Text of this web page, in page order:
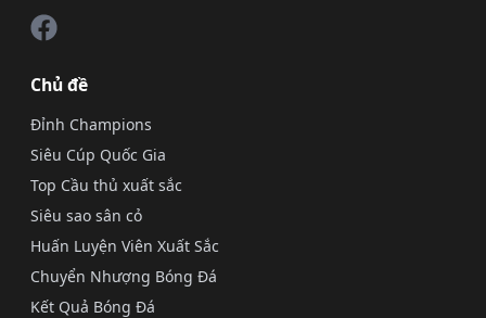
Chủ đề
Đỉnh Champions
Siêu Cúp Quốc Gia
Top Cầu thủ xuất sắc
Siêu sao sân cỏ
Huấn Luyện Viên Xuất Sắc
Chuyển Nhượng Bóng Đá
Kết Quả Bóng Đá